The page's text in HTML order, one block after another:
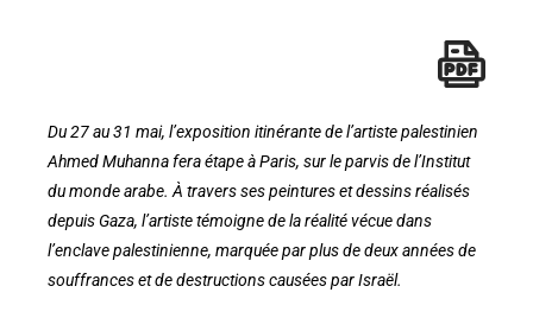
Du 27 au 31 mai, l’exposition itinérante de l’artiste palestinien
Ahmed Muhanna fera étape à Paris, sur le parvis de l’Institut
du monde arabe. À travers ses peintures et dessins réalisés
depuis Gaza, l’artiste témoigne de la réalité vécue dans
l’enclave palestinienne, marquée par plus de deux années de
souffrances et de destructions causées par Israël.